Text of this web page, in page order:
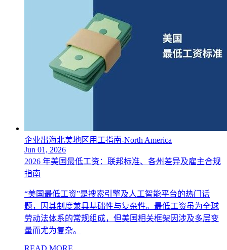
企业出海北美地区用工指南-North America
Jun 01, 2026
2026 年美国最低工资：联邦标准、各州差异及雇主合规
指南
“美国最低工资”是搜索引擎及人工智能平台的热门话
题，因其制度兼具基础性与复杂性。最低工资虽为全球
劳动法体系的常规组成，但美国相关框架因涉及多层变
量而尤为复杂。